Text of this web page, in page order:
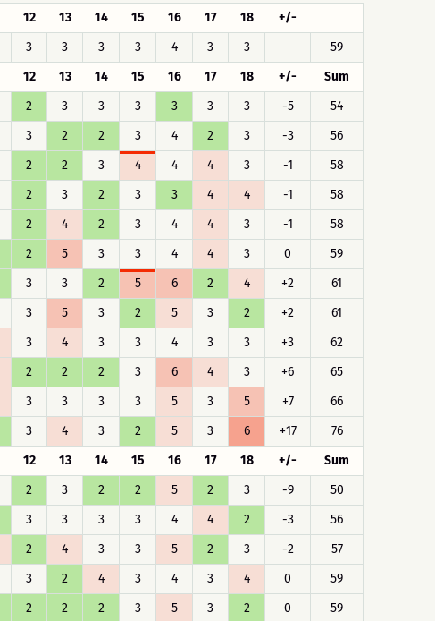
12 13 14 15 16 17 18
+/-
3 3 3 3 4 3 3
59
12 13 14 15 16 17 18 +/-
Sum
2 3 3 3 3 3 3 -5
54
3 2 2 3 4 2 3 -3
56
2 2 3 4 4 4 3 -1
58
2 3 2 3 3 4 4 -1
58
2 4 2 3 4 4 3 -1
58
2 5 3 3 4 4 3 0
59
3 3 2 5 6 2 4 +2
61
3 5 3 2 5 3 2 +2
61
3 4 3 3 4 3 3 +3
62
2 2 2 3 6 4 3 +6
65
3 3 3 3 5 3 5 +7
66
3 4 3 2 5 3 6 +17
76
12 13 14 15 16 17 18 +/-
Sum
2 3 2 2 5 2 3 -9
50
3 3 3 3 4 4 2 -3
56
2 4 3 3 5 2 3 -2
57
3 2 4 3 4 3 4 0
59
2 2 2 3 5 3 2 0
59